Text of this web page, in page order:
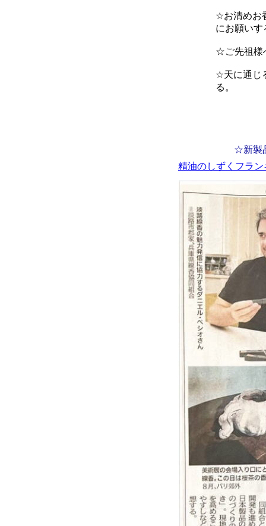
☆お清めお
にお願いす
☆ご先祖様
☆天に通じ
る。
☆新製品☆精油
精油のしずくフラ